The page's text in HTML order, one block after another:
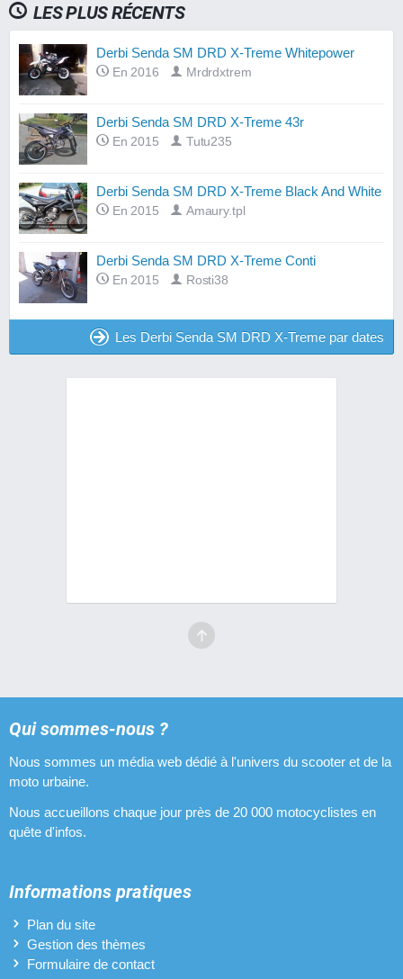
LES PLUS RÉCENTS
Derbi Senda SM DRD X-Treme Whitepower
En 2016 Mrdrdxtrem
Derbi Senda SM DRD X-Treme 43r
En 2015 Tutu235
Derbi Senda SM DRD X-Treme Black And White
En 2015 Amaury.tpl
Derbi Senda SM DRD X-Treme Conti
En 2015 Rosti38
Les Derbi Senda SM DRD X-Treme par dates
Qui sommes-nous ?
Nous sommes un média web dédié à l'univers du scooter et de la
moto urbaine.
Nous accueillons chaque jour près de 20 000 motocyclistes en
quête d'infos.
Informations pratiques
Plan du site
Gestion des thèmes
Formulaire de contact